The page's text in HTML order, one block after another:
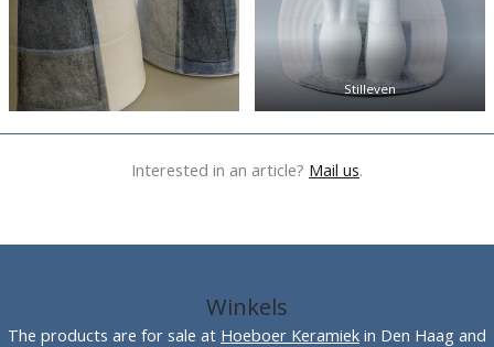
Stilleven
Interested in an article? Mail us.
Winkels
The products are for sale at Hoeboer Keramiek in Den Haag and